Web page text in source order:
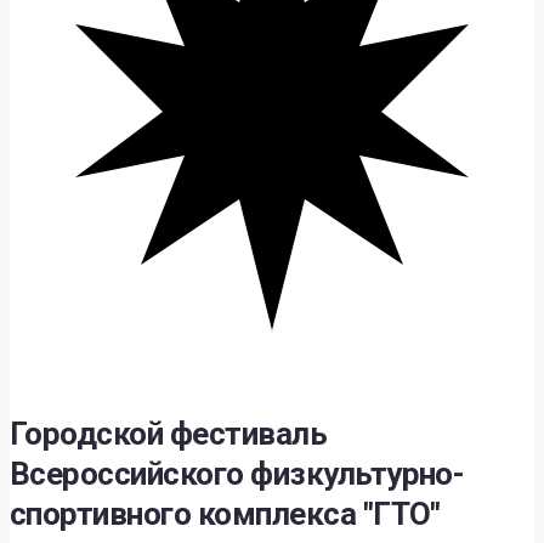
Городской фестиваль
Всероссийского физкультурно-
спортивного комплекса "ГТО"